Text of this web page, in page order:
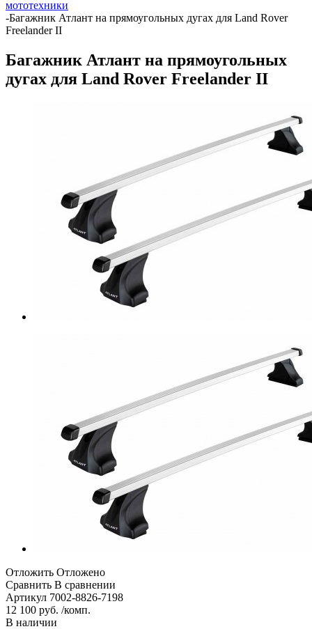
мототехники
-Багажник Атлант на прямоугольных дугах для Land Rover
Freelander II
Багажник Атлант на прямоугольных
дугах для Land Rover Freelander II
Отложить Отложено
Сравнить В сравнении
Артикул 7002-8826-7198
12 100 руб. /комп.
В наличии